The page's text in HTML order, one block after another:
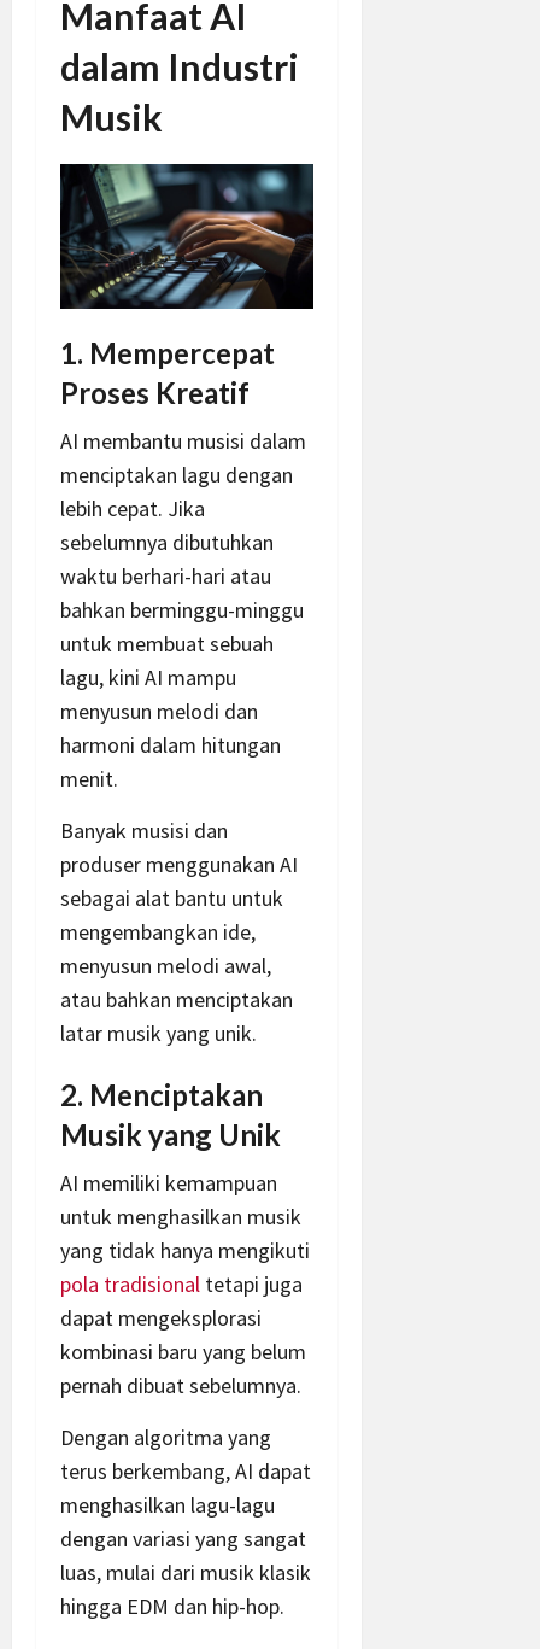
Manfaat AI
dalam Industri
Musik
1. Mempercepat
Proses Kreatif
AI membantu musisi dalam
menciptakan lagu dengan
lebih cepat. Jika
sebelumnya dibutuhkan
waktu berhari-hari atau
bahkan berminggu-minggu
untuk membuat sebuah
lagu, kini AI mampu
menyusun melodi dan
harmoni dalam hitungan
menit.
Banyak musisi dan
produser menggunakan AI
sebagai alat bantu untuk
mengembangkan ide,
menyusun melodi awal,
atau bahkan menciptakan
latar musik yang unik.
2. Menciptakan
Musik yang Unik
AI memiliki kemampuan
untuk menghasilkan musik
yang tidak hanya mengikuti
pola tradisional tetapi juga
dapat mengeksplorasi
kombinasi baru yang belum
pernah dibuat sebelumnya.
Dengan algoritma yang
terus berkembang, AI dapat
menghasilkan lagu-lagu
dengan variasi yang sangat
luas, mulai dari musik klasik
hingga EDM dan hip-hop.